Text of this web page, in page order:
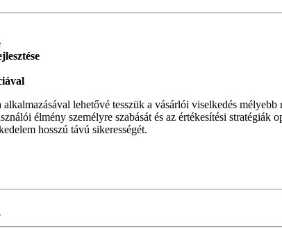
lehetővé tesszük a vásárlói viselkedés
élmény személyre szabását és az értékesítési
hosszú távú sikerességét.